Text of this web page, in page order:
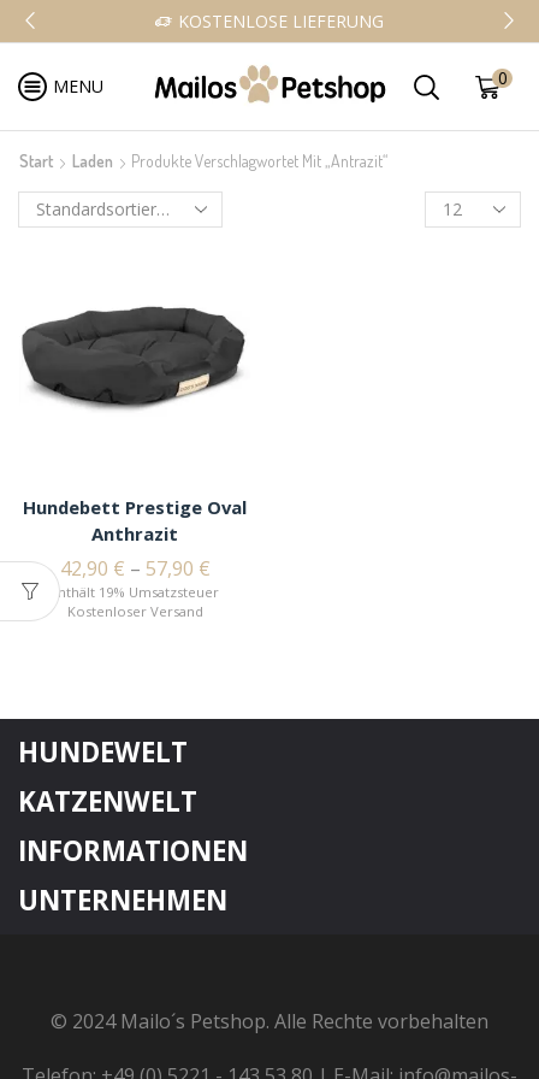
KOSTENLOSE LIEFERUNG
MENU 0
Start Laden Produkte Verschlagwortet Mit „antrazit“
Hundebett Prestige Oval
Anthrazit
42,90 € – 57,90 €
Enthält 19% Umsatzsteuer
Kostenloser Versand
HUNDEWELT
KATZENWELT
INFORMATIONEN
UNTERNEHMEN
© 2024 Mailo´s Petshop. Alle Rechte vorbehalten